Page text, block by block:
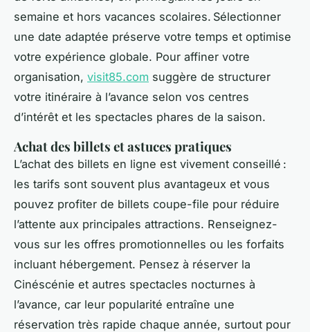
semaine et hors vacances scolaires. Sélectionner
une date adaptée préserve votre temps et optimise
votre expérience globale. Pour affiner votre
organisation, visit85.com suggère de structurer
votre itinéraire à l’avance selon vos centres
d’intérêt et les spectacles phares de la saison.
Achat des billets et astuces pratiques
L’achat des billets en ligne est vivement conseillé :
les tarifs sont souvent plus avantageux et vous
pouvez profiter de billets coupe-file pour réduire
l’attente aux principales attractions. Renseignez-
vous sur les offres promotionnelles ou les forfaits
incluant hébergement. Pensez à réserver la
Cinéscénie et autres spectacles nocturnes à
l’avance, car leur popularité entraîne une
réservation très rapide chaque année, surtout pour